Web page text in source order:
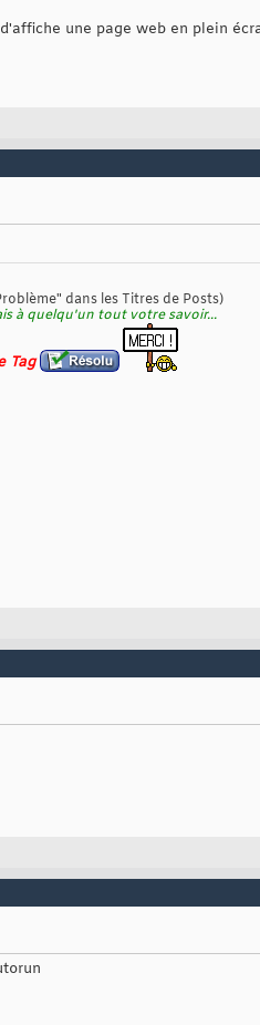
une page web en plein
dans les Titres de Posts)
à quelqu'un tout votre savoir...
Tag